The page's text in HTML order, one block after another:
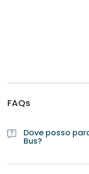
FAQs
Dove posso
Bus?